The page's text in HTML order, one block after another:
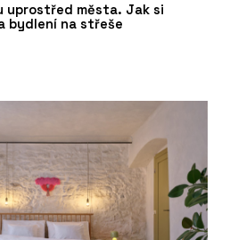
uprostřed města. Jak si
bydlení na střeše